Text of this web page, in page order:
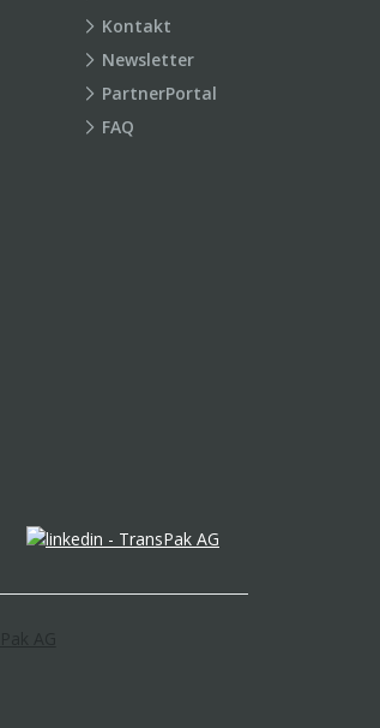
Kontakt
Newsletter
PartnerPortal
FAQ